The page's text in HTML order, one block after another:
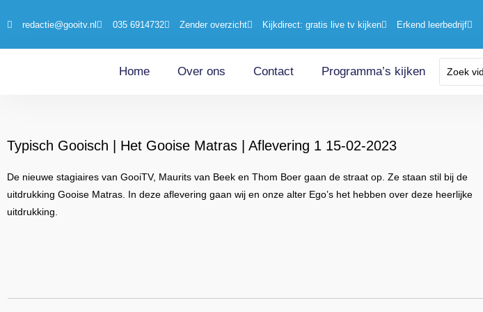
redactie@gooitv.nl 035 6914732 Zender overzicht Kijkdirect: gratis live tv kijken Erkend leerbedrijf
Home Over ons Contact Programma’s kijken
Typisch Gooisch | Het Gooise Matras | Aflevering 1 15-02-2023
De nieuwe stagiaires van GooiTV, Maurits van Beek en Thom Boer gaan de straat op. Ze staan stil bij de
uitdrukking Gooise Matras. In deze aflevering gaan wij en onze alter Ego’s het hebben over deze heerlijke
uitdrukking.